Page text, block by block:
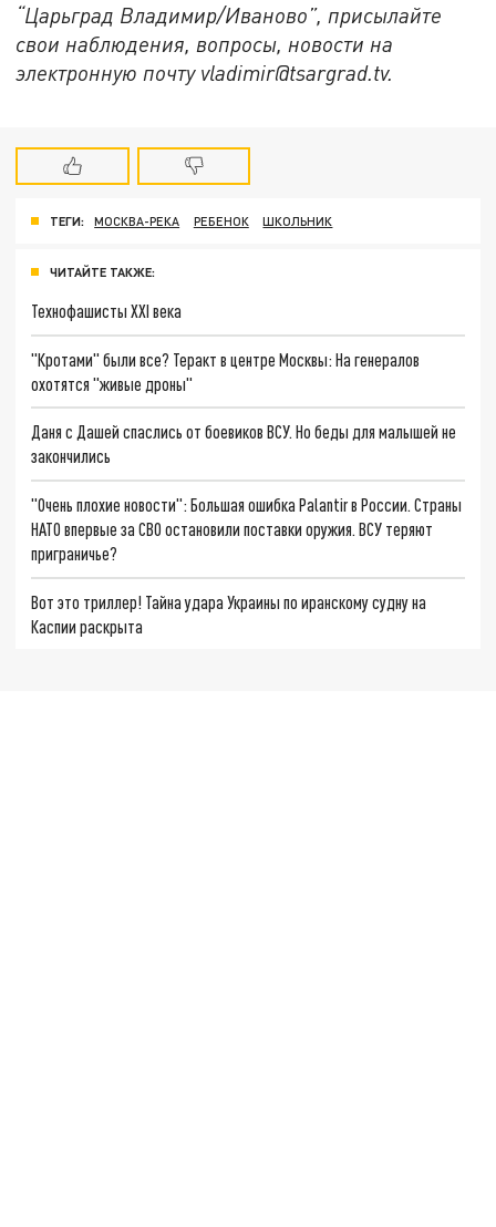
“Царьград Владимир/Иваново”, присылайте
свои наблюдения, вопросы, новости на
электронную почту vladimir@tsargrad.tv.
ТЕГИ: МОСКВА-РЕКА РЕБЕНОК ШКОЛЬНИК
ЧИТАЙТЕ ТАКЖЕ:
Технофашисты XXI века
"Кротами" были все? Теракт в центре Москвы: На генералов
охотятся "живые дроны"
Даня с Дашей спаслись от боевиков ВСУ. Но беды для малышей не
закончились
"Очень плохие новости": Большая ошибка Palantir в России. Страны
НАТО впервые за СВО остановили поставки оружия. ВСУ теряют
приграничье?
Вот это триллер! Тайна удара Украины по иранскому судну на
Каспии раскрыта